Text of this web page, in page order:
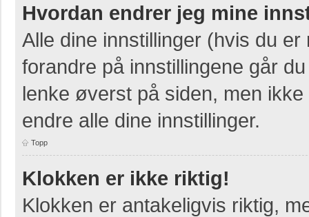
Hvordan endrer jeg mine
Alle dine innstillinger (hvis du
forandre på innstillingene går
lenke øverst på siden, men
endre alle dine innstillinger.
Topp
Klokken er ikke riktig!
Klokken er antakeligvis riktig,